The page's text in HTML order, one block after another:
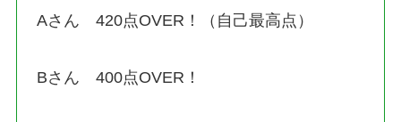
Aさん 420点OVER！（自己最高点）
Bさん 400点OVER！